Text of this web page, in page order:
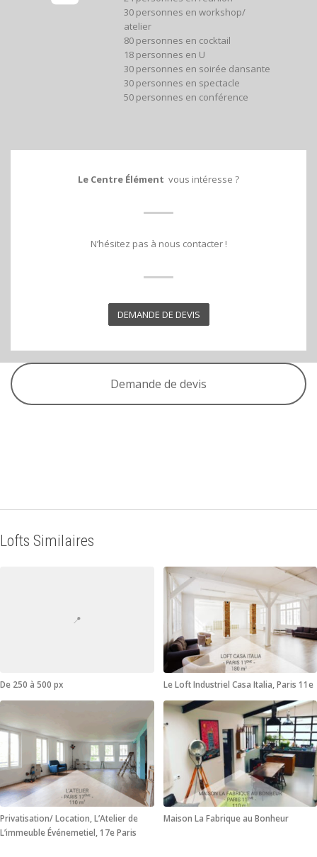
30 personnes en workshop/
atelier
80 personnes en cocktail
18 personnes en U
30 personnes en soirée dansante
30 personnes en spectacle
50 personnes en conférence
Le Centre Élément vous intéresse ?
N’hésitez pas à nous contacter !
DEMANDE DE DEVIS
Demande de devis
Lofts Similaires
📍
De 250 à 500 px Le Loft Industriel Casa Italia, Paris 11e
Privatisation/ Location, L’Atelier de
L’immeuble Événemetiel, 17e Paris
Maison La Fabrique au Bonheur